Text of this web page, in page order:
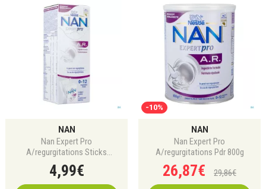
NAN
Nan Expert Pro
A/regurgitations Sticks
4x26,2g
4,99€
-10%
NAN
Nan Expert Pro
A/regurgitations Pdr 800g
26,87€ 29,86€